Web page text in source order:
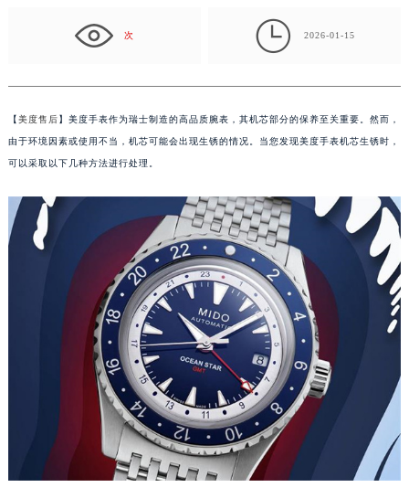
次  2026-01-15
【美度售后】美度手表作为瑞士制造的高品质腕表，其机芯部分的保养至关重要。然而，
由于环境因素或使用不当，机芯可能会出现生锈的情况。当您发现美度手表机芯生锈时，
可以采取以下几种方法进行处理。